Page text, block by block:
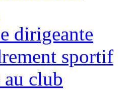
dirigeante
sportif
au club